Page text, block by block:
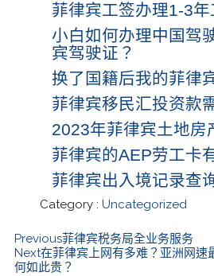
菲律宾工签办理1-3
小白如何办理中国驾
宾驾驶证？
换了国籍后我的菲律
菲律宾移民汇投资款
2023年菲律宾土地房
菲律宾的AEP劳工卡
菲律宾出入境记录查
Category : Uncategorized
Previous菲律宾税务局全业务服务
Next在菲律宾上网有多难？亚洲网速
何如此贵？